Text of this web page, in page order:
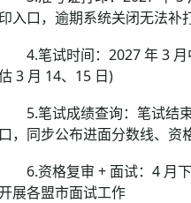
入口，逾期系统关闭无法补
笔试时间：2027 年 3 月
3 月 14、15 日)
笔试成绩查询：笔试结束
，同步公布进面分数线、资
资格复审 + 面试：4 月下
展各盟市面试工作